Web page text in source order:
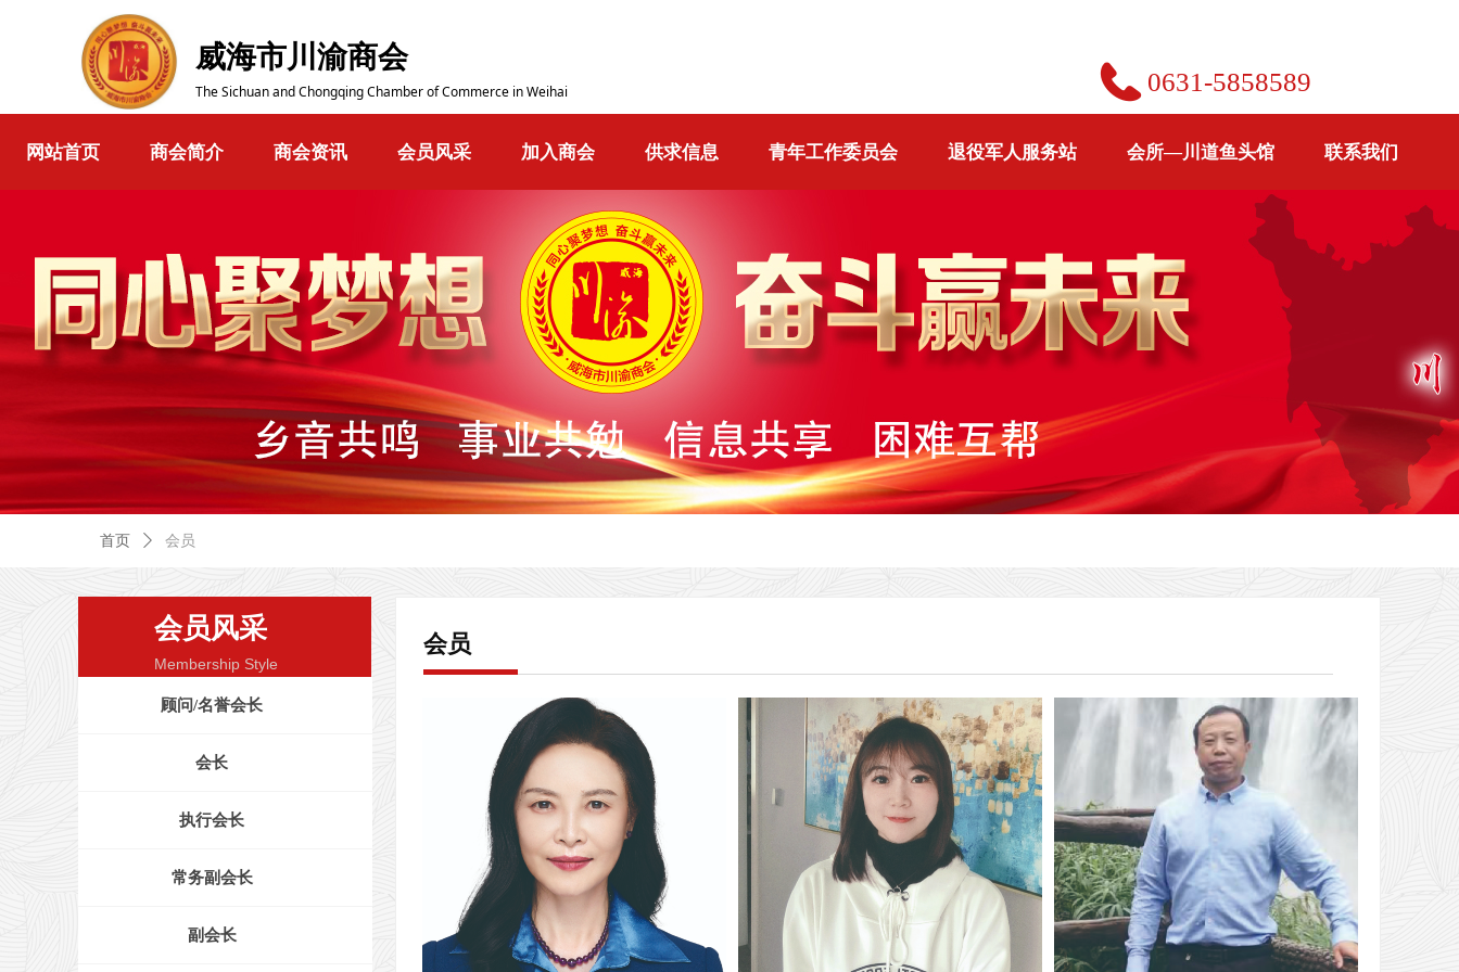
威海市川渝商会
The Sichuan and Chongqing Chamber of Commerce in Weihai 0631-5858589
网站首页 商会简介 商会资讯 会员风采 加入商会 供求信息 青年工作委员会 退役军人服务站 会所—川道鱼头馆 联系我们
首页 ꄲ 会员
会员
会员风采
Membership Style
顾问/名誉会长
会长
执行会长
常务副会长
副会长